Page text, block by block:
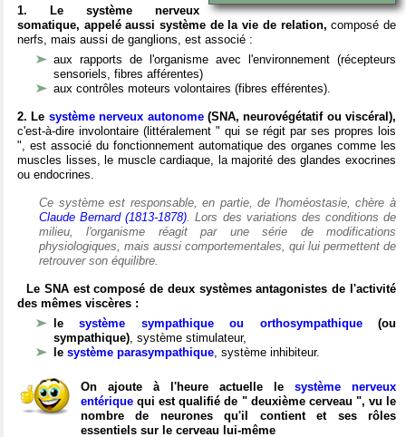
1. Le système nerveux
somatique, appelé aussi système de la vie de relation, composé de
nerfs, mais aussi de ganglions, est associé :
aux rapports de l'organisme avec l'environnement (récepteurs
sensoriels, fibres afférentes)
aux contrôles moteurs volontaires (fibres efférentes).
2. Le système nerveux autonome(SNA, neurovégétatif ou viscéral),
c'est-à-dire involontaire (littéralement " qui se régit par ses propres lois
", est associé du fonctionnement automatique des organes comme les
muscles lisses, le muscle cardiaque, la majorité des glandes exocrines
ou endocrines.
Ce système est responsable, en partie, de l'homéostasie, chère à
Claude Bernard (1813-1878). Lors des variations des conditions de
milieu, l'organisme réagit par une série de modifications
physiologiques, mais aussi comportementales, qui lui permettent de
retrouver son équilibre.
Le SNA est composé de deux systèmes antagonistes de l'activité
des mêmes viscères :
lesystème sympathique ou orthosympathique(ou
sympathique), système stimulateur,
le système parasympathique, système inhibiteur.
On ajoute à l'heure actuelle le système nerveux
entérique qui est qualifié de " deuxième cerveau ", vu le
nombre de neurones qu'il contient et ses rôles
essentiels sur le cerveau lui-même